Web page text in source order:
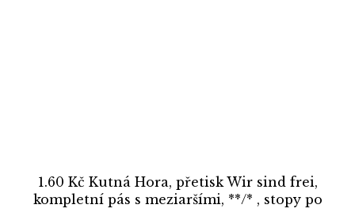
1.60 Kč Kutná Hora, přetisk Wir sind frei,
kompletní pás s meziaršími, **/* , stopy po